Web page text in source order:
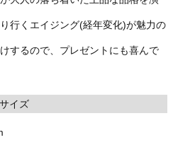
行くエイジング(経年変化)が魅力の
するので、プレゼントにも喜んで
サイズ